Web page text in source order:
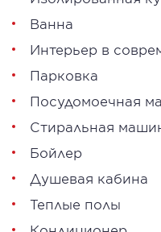
Ванна
Интерьер в
Парковка
Посудомоечная
Стиральная
Бойлер
Душевая кабина
Теплые полы